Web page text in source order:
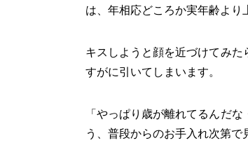
は、年相応どころか実年齢より
キスしようと顔を近づけてみ
すがに引いてしまいます。
「やっぱり歳が離れてるんだ
う、普段からのお手入れ次第で